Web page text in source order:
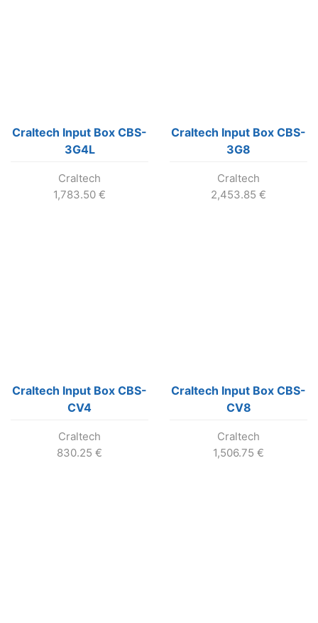
Craltech Input Box CBS-
3G4L
Craltech
1,783.50 €
Craltech Input Box CBS-
3G8
Craltech
2,453.85 €
Craltech Input Box CBS-
CV4
Craltech
830.25 €
Craltech Input Box CBS-
CV8
Craltech
1,506.75 €